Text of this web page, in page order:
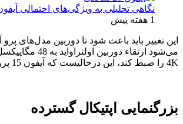
نگاهی تحلیلی به ویژگی‌های احتمالی
1 هفته پیش
4K را ضبط کند، این درحالیست که آیفون 15 پرو فقط می‌تواند ویدئوهای فضایی با وضوح 1080 را ضبط کند.
بزرگنمایی اپتیکال گسترده